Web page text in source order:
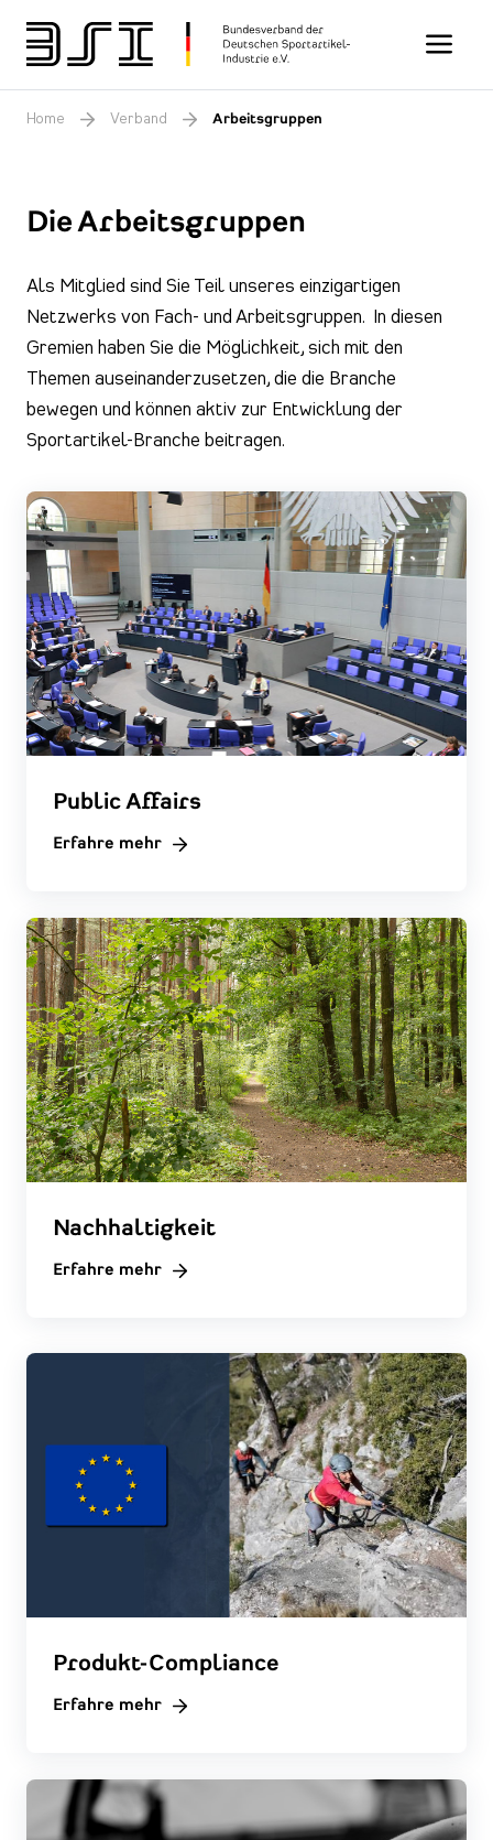
Toggle
Home Verband Arbeitsgruppen
Die Arbeitsgruppen
Als Mitglied sind Sie Teil unseres einzigartigen
Netzwerks von Fach- und Arbeitsgruppen. In diesen
Gremien haben Sie die Möglichkeit, sich mit den
Themen auseinanderzusetzen, die die Branche
bewegen und können aktiv zur Entwicklung der
Sportartikel-Branche beitragen.
Public Affairs
Erfahre mehr
Nachhaltigkeit
Erfahre mehr
Produkt-Compliance
Erfahre mehr